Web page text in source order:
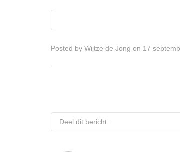
Posted by Wijtze de Jong on 17
Deel dit bericht: